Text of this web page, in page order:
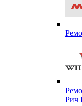
Рич